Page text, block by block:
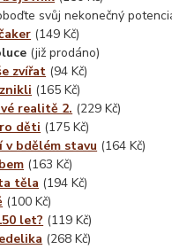
svůj nekonečný
(149 Kč)
(již prodáno)
zvířat (94 Kč)
(165 Kč)
realitě 2. (229 Kč)
děti (175 Kč)
v bdělém stavu (164 Kč)
(163 Kč)
těla (194 Kč)
(100 Kč)
let? (119 Kč)
(268 Kč)